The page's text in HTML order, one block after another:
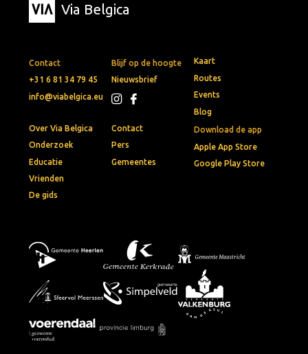
Via Belgica
Contact
+31 6 81 34 79 45
info@viabelgica.eu
Blijf op de hoogte
Nieuwsbrief
Download de app
Apple App Store
Google Play Store
Kaart
Routes
Events
Blog
Over Via Belgica
Onderzoek
Educatie
Vrienden
De gids
Contact
Pers
Gemeentes